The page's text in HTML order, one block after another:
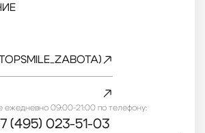
ежедневно 09:00-21:00 по телефону:
(495) 023-51-03